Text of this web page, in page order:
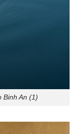
Binh An (1)